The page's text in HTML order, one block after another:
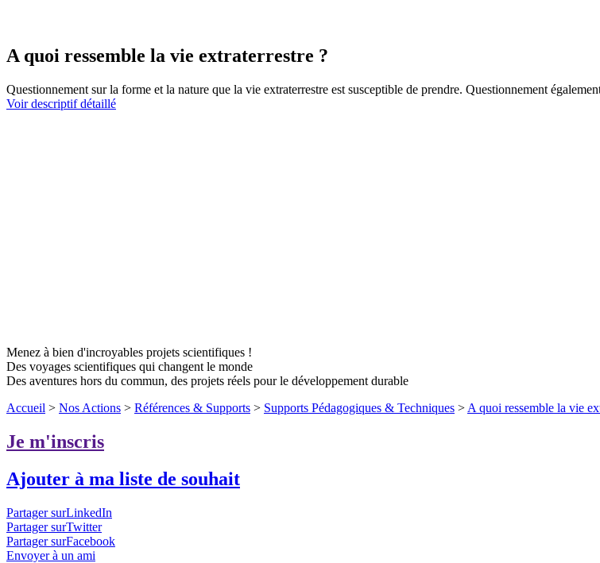
A quoi ressemble la vie extraterrestre ?
Questionnement sur la forme et la nature que la vie extraterrestre est susceptible de prendre. Questionnement
Voir descriptif détaillé
Menez à bien d'incroyables projets scientifiques !
Des voyages scientifiques qui changent le monde
Des aventures hors du commun, des projets réels pour le développement durable
Accueil > Nos Actions > Références & Supports > Supports Pédagogiques & Techniques > A quoi ressemble la vie
Je m'inscris
Ajouter à ma liste de souhait
Partager surLinkedIn
Partager surTwitter
Partager surFacebook
Envoyer à un ami